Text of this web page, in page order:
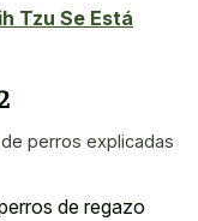
Tzu Se Está
perros explicadas
de regazo